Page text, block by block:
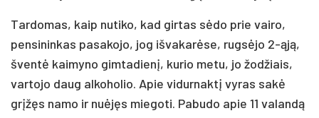
Tardomas, kaip nutiko, kad girtas sėdo prie vairo,
pensininkas pasakojo, jog išvakarėse, rugsėjo 2-ąją,
šventė kaimyno gimtadienį, kurio metu, jo žodžiais,
vartojo daug alkoholio. Apie vidurnaktį vyras sakė
grįžęs namo ir nuėjęs miegoti. Pabudo apie 11 valandą